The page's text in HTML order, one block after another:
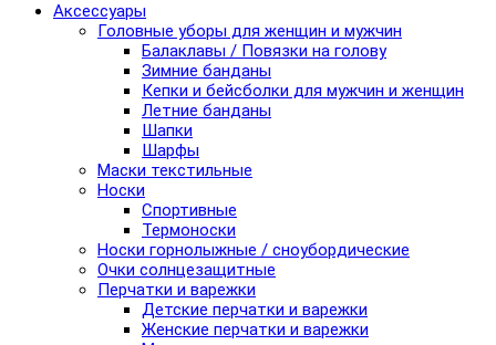
Аксессуары
Головные уборы для женщин и мужчин
Балаклавы / Повязки на голову
Зимние банданы
Кепки и бейсболки для мужчин и женщин
Летние банданы
Шапки
Шарфы
Маски текстильные
Носки
Спортивные
Термоноски
Носки горнолыжные / сноубордические
Очки солнцезащитные
Перчатки и варежки
Детские перчатки и варежки
Женские перчатки и варежки